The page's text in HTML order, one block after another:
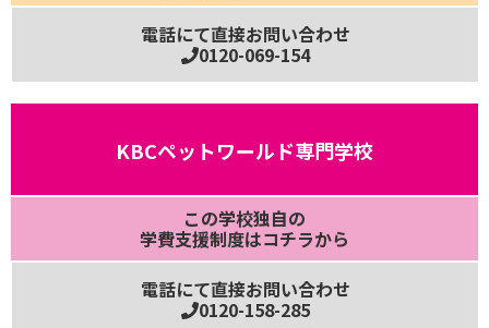
電話にて直接お問い合わせ
0120-069-154
KBCペットワールド専門学校
この学校独自の
学費支援制度はコチラから
電話にて直接お問い合わせ
0120-158-285